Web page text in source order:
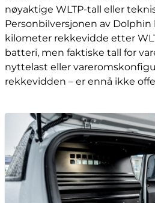
nøyaktige WLTP-tall eller
Personbilversjonen av
kilometer rekkevidde etter
batteri, men faktiske tall for
nyttelast eller
rekkevidden – er ennå ikke